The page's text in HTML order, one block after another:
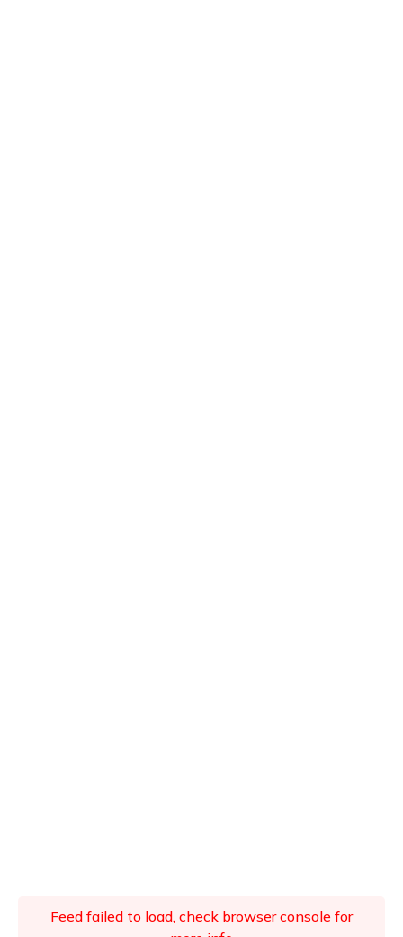
Feed failed to load, check browser console for